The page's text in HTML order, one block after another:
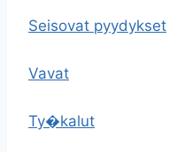
Seisovat pyydykset
Vavat
Ty�kalut